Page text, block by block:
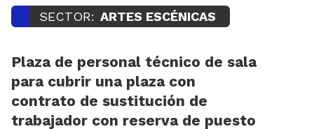
SECTOR: ARTES ESCÉNICAS
Plaza de personal técnico de sala
para cubrir una plaza con
contrato de sustitución de
trabajador con reserva de puesto